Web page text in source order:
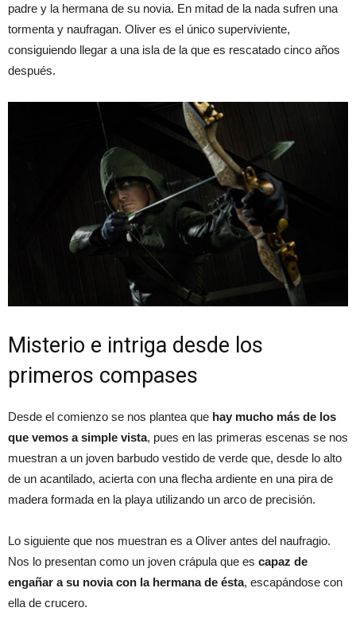
padre y la hermana de su novia. En mitad de la nada sufren una
tormenta y naufragan. Oliver es el único superviviente,
consiguiendo llegar a una isla de la que es rescatado cinco años
después.
Misterio e intriga desde los
primeros compases
Desde el comienzo se nos plantea que hay mucho más de los
que vemos a simple vista, pues en las primeras escenas se nos
muestran a un joven barbudo vestido de verde que, desde lo alto
de un acantilado, acierta con una flecha ardiente en una pira de
madera formada en la playa utilizando un arco de precisión.
Lo siguiente que nos muestran es a Oliver antes del naufragio.
Nos lo presentan como un joven crápula que es capaz de
engañar a su novia con la hermana de ésta, escapándose con
ella de crucero.